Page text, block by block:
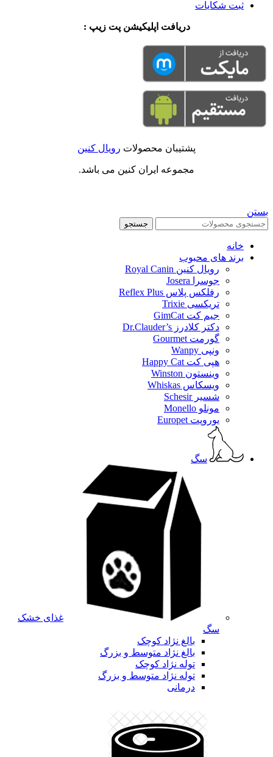
ثبت شکایات
دریافت اپلیکیشن پت زیپ :
پشتیبان محصولات رویال کنین
مجموعه ایران کنین می باشد.
بستن
جستجو
خانه
برند های محبوب
رویال کنین Royal Canin
جوسرا Josera
رفلکس پلاس Reflex Plus
تریکسی Trixie
جیم کت GimCat
دکتر کلادرز Dr.Clauder’s
گورمت Gourmet
ونپی Wanpy
هپی کت Happy Cat
وینستون Winston
ویسکاس Whiskas
شسیر Schesir
مونلو Monello
یوروپت Europet
سگ
غذای خشک
سگ
بالغ نژاد کوچک
بالغ نژاد متوسط و بزرگ
توله نژاد کوچک
توله نژاد متوسط و بزرگ
درمانی